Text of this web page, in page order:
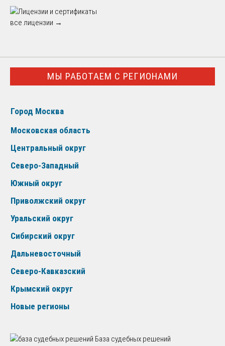
все лицензии →
МЫ РАБОТАЕМ С РЕГИОНАМИ
Город Москва
Московская область
Центральный округ
Северо-Западный
Южный округ
Приволжский округ
Уральский округ
Сибирский округ
Дальневосточный
Северо-Кавказский
Крымский округ
Новые регионы
База судебных решений